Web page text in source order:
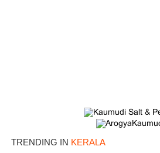
TRENDING IN KERALA